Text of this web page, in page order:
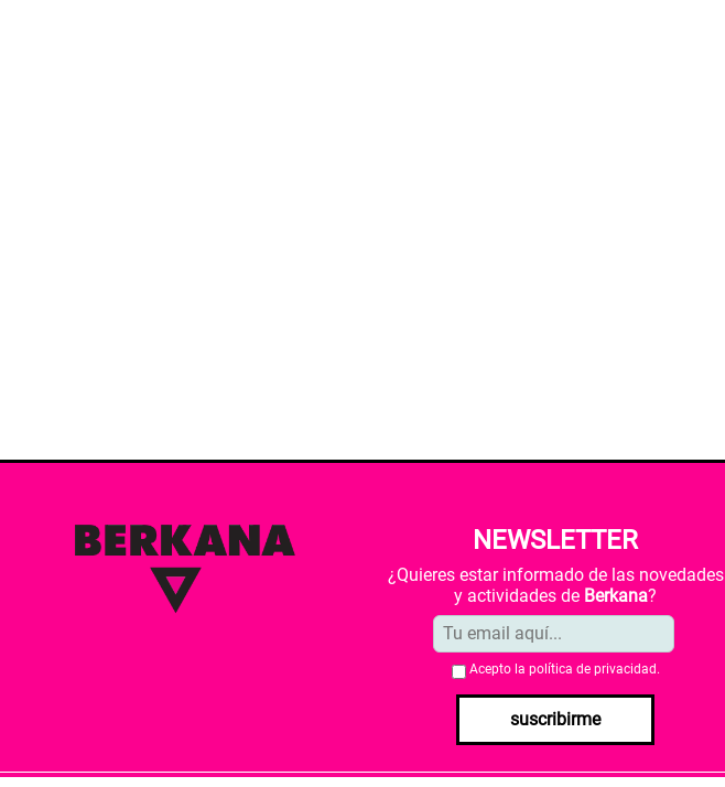
NEWSLETTER
¿Quieres estar informado de las novedades
y actividades de Berkana?
Acepto la política de privacidad .
suscribirme